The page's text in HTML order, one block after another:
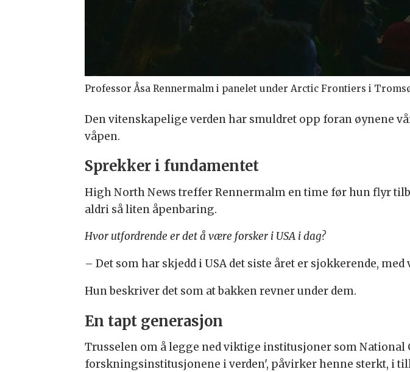
Professor Åsa Rennermalm i panelet under Arctic Frontiers i
Den vitenskapelige verden har smuldret opp foran øynene
våpen.
Sprekker i fundamentet
High North News treffer Rennermalm en time før hun flyr
aldri så liten åpenbaring.
Hvor utfordrende er det å være forsker i USA i dag?
– Det som har skjedd i USA det siste året er sjokkerende,
Hun beskriver det som at bakken revner under dem.
En tapt generasjon
Trusselen om å legge ned viktige institusjoner som National
forskningsinstitusjonene i verden', påvirker henne sterkt, i